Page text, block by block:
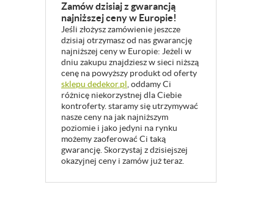
Zamów dzisiaj z gwarancją
najniższej ceny w Europie!
Jeśli złożysz zamówienie jeszcze
dzisiaj otrzymasz od nas gwarancję
najniższej ceny w Europie: Jeżeli w
dniu zakupu znajdziesz w sieci niższą
cenę na powyższy produkt od oferty
sklepu dedekor.pl, oddamy Ci
różnicę niekorzystnej dla Ciebie
kontroferty. staramy się utrzymywać
nasze ceny na jak najniższym
poziomie i jako jedyni na rynku
możemy zaoferować Ci taką
gwarancję. Skorzystaj z dzisiejszej
okazyjnej ceny i zamów już teraz.